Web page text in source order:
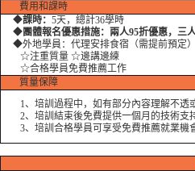
費用和課時
◆課時： 5天，總計36學時
◆團體報名優惠措施：兩人95折優惠，三
◆外地學員：代理安排食宿（需提前預定）
☆注重質量 ☆邊講邊練
☆合格學員免費推薦工作
質量保障
1、培訓過程中，如有部分內容理解不透
2、培訓結束後免費提供一個月的技術支持
3、培訓合格學員可享受免費推薦就業機會